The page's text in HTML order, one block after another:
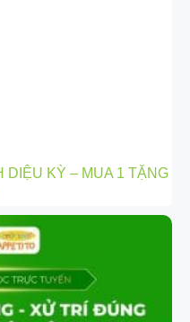
DIỆU KỲ – MUA 1 TẶNG